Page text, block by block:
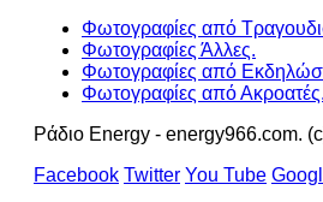
Φωτογραφίες από
Φωτογραφίες Άλλες.
Φωτογραφίες από
Φωτογραφίες από Ακροατές.
Ράδιο Energy - energy966.com.
Facebook Twitter You Tube